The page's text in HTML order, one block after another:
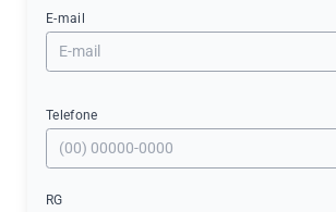
E-mail
Telefone
RG